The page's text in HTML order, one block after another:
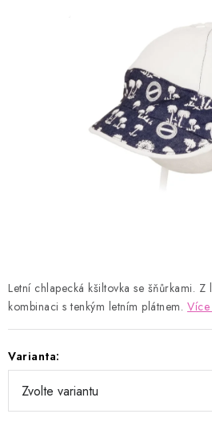
HODNOCENÍ OBCHODU
Doprava
Letní chlapecká kšiltovka se šňůrkami.
kombinaci s tenkým letním plátnem.
Varianta: